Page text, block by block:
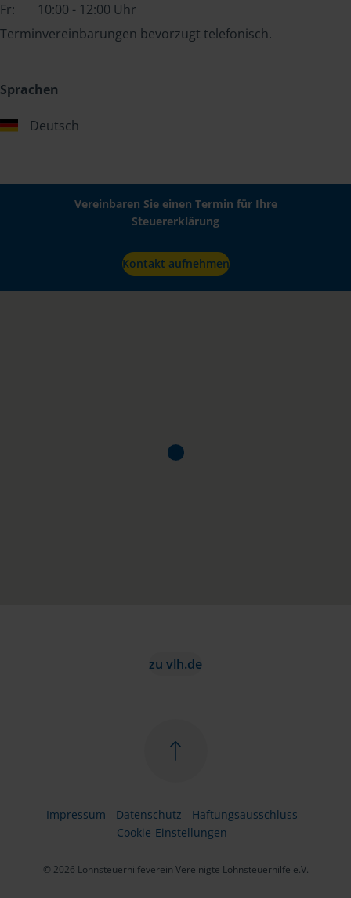
Fr:
10:00 - 12:00 Uhr
Terminvereinbarungen bevorzugt telefonisch.
Sprachen
Deutsch
Vereinbaren Sie einen Termin für Ihre
Steuererklärung
Kontakt aufnehmen
zu vlh.de
Impressum Datenschutz
Haftungsausschluss
Cookie-Einstellungen
© 2026 Lohnsteuerhilfeverein Vereinigte Lohnsteuerhilfe e.V.